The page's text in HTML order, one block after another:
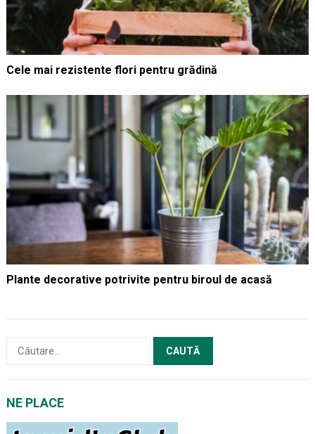
Cele mai rezistente flori pentru grădină
Plante decorative potrivite pentru biroul de acasă
după:
NE PLACE